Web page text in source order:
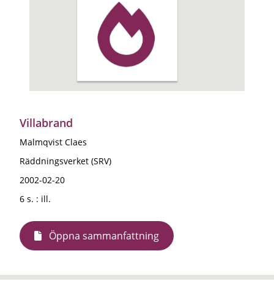
Villabrand
Malmqvist Claes
Räddningsverket (SRV)
2002-02-20
6 s. : ill.
Öppna sammanfattning